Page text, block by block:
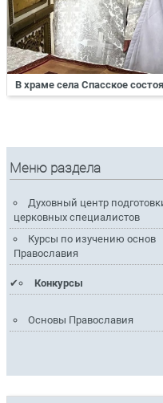
В храме села Спасское
Меню раздела
Духовный центр
церковных специалистов
Курсы по изучению основ
Православия
Конкурсы
Основы Православия